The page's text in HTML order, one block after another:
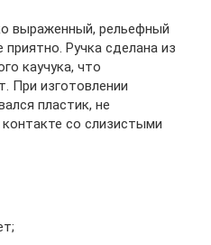
выраженный, рельефный
Ручка сделана из
каучука, что
При изготовлении
пластик, не
со слизистыми